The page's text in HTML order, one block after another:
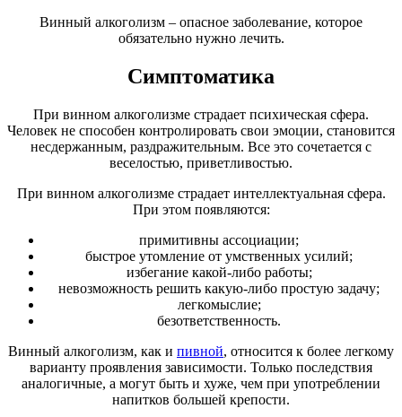
Винный алкоголизм – опасное заболевание, которое
обязательно нужно лечить.
Симптоматика
При винном алкоголизме страдает психическая сфера.
Человек не способен контролировать свои эмоции, становится
несдержанным, раздражительным. Все это сочетается с
веселостью, приветливостью.
При винном алкоголизме страдает интеллектуальная сфера.
При этом появляются:
примитивны ассоциации;
быстрое утомление от умственных усилий;
избегание какой-либо работы;
невозможность решить какую-либо простую задачу;
легкомыслие;
безответственность.
Винный алкоголизм, как и пивной, относится к более легкому
варианту проявления зависимости. Только последствия
аналогичные, а могут быть и хуже, чем при употреблении
напитков большей крепости.